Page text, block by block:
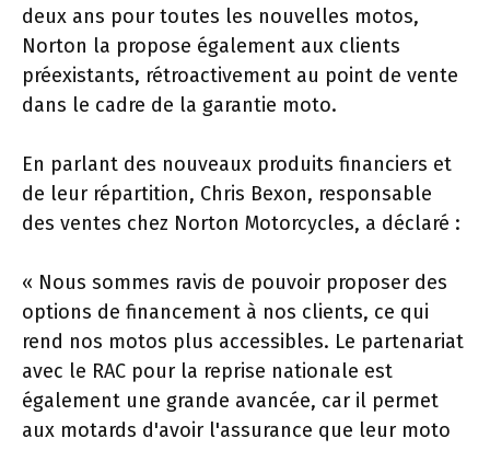
deux ans pour toutes les nouvelles motos,
Norton la propose également aux clients
préexistants, rétroactivement au point de vente
dans le cadre de la garantie moto.
En parlant des nouveaux produits financiers et
de leur répartition, Chris Bexon, responsable
des ventes chez Norton Motorcycles, a déclaré :
« Nous sommes ravis de pouvoir proposer des
options de financement à nos clients, ce qui
rend nos motos plus accessibles. Le partenariat
avec le RAC pour la reprise nationale est
également une grande avancée, car il permet
aux motards d'avoir l'assurance que leur moto